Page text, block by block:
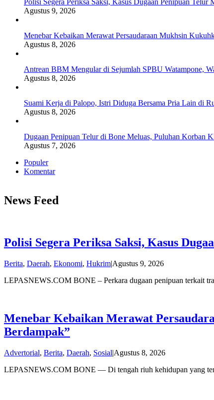
Polisi Segera Periksa Saksi, Kasus Dugaan Penipuan Telur
Agustus 9, 2026
Menebar Kebaikan Merawat Persaudaraan Mukhsin
Agustus 8, 2026
Antrean BBM Mengular di Sejumlah SPBU Watampone,
Agustus 8, 2026
Suami Kerja di Palopo, Istri Diduga Bersama Pria Lain di
Agustus 8, 2026
Dugaan Penipuan Telur di Bone Meluas, Puluhan Korban
Agustus 7, 2026
Populer
Komentar
News Feed
Polisi Segera Periksa Saksi, Kasus
Berita, Daerah, Ekonomi, Hukrim|Agustus 9, 2026oleh
LEPASNEWS.COM BONE – Perkara dugaan penipuan terkait
Menebar Kebaikan Merawat
Berdampak”
Advertorial, Berita, Daerah, Sosial|Agustus 8, 2026oleh
LEPASNEWS.COM BONE — Di tengah riuh kehidupan yang